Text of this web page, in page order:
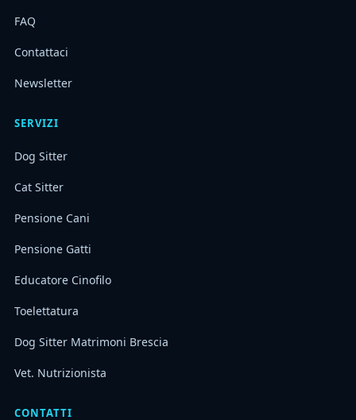
FAQ
Contattaci
Newsletter
SERVIZI
Dog Sitter
Cat Sitter
Pensione Cani
Pensione Gatti
Educatore Cinofilo
Toelettatura
Dog Sitter Matrimoni Brescia
Vet. Nutrizionista
CONTATTI